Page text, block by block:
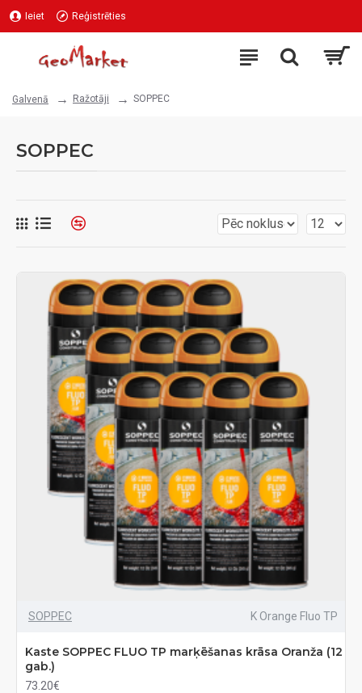
Ieiet Reģistrēties
Galvenā Ražotāji SOPPEC
SOPPEC
SOPPEC K Orange Fluo TP
Kaste SOPPEC FLUO TP marķēšanas krāsa Oranža (12
gab.)
73.20€